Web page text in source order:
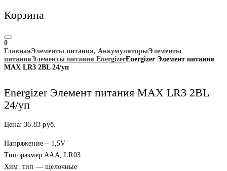
Корзина
0
ГлавнаяЭлементы питания, АккумуляторыЭлементы
питанияЭлементы питания EnergizerEnergizer Элемент питания
MAX LR3 2BL 24/уп
Energizer Элемент питания MAX LR3 2BL
24/уп
Цена:36.83 руб.
Напряжение – 1,5V
Типоразмер ААА, LR03
Хим. тип — щелочные